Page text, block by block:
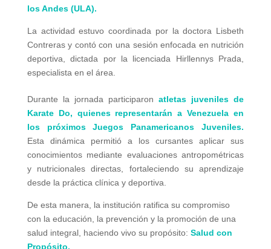
los Andes (ULA).
La actividad estuvo coordinada por la doctora Lisbeth
Contreras y contó con una sesión enfocada en nutrición
deportiva, dictada por la licenciada Hirllennys Prada,
especialista en el área.
Durante la jornada participaronatletas juveniles de
Karate Do, quienes representarán a Venezuela en
los próximos Juegos Panamericanos Juveniles.
Esta dinámica permitió a los cursantes aplicar sus
conocimientos mediante evaluaciones antropométricas
y nutricionales directas, fortaleciendo su aprendizaje
desde la práctica clínica y deportiva.
De esta manera, la institución ratifica su compromiso
con la educación, la prevención y la promoción de una
salud integral, haciendo vivo su propósito: Salud con
Propósito.